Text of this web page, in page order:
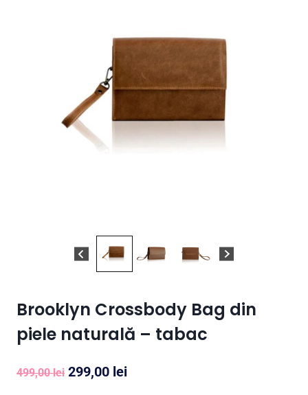
Brooklyn Crossbody Bag din
piele naturală – tabac
499,00lei Prețul
299,00 leiPrețul